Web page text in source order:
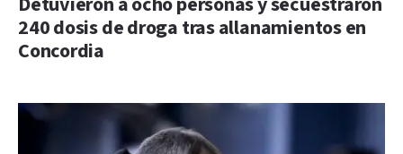
240 dosis de droga tras allanamientos en
Concordia